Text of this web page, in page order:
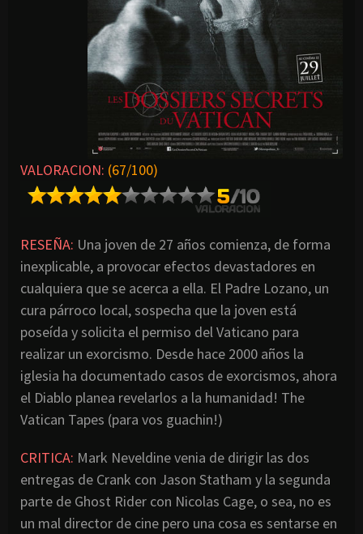
VALORACION: (67/100)
RESEÑA: Una joven de 27 años comienza, de forma
inexplicable, a provocar efectos devastadores en
cualquiera que se acerca a ella. El Padre Lozano, un
cura párroco local, sospecha que la joven está
poseída y solicita el permiso del Vaticano para
realizar un exorcismo. Desde hace 2000 años la
iglesia ha documentado casos de exorcismos, ahora
el Diablo planea revelarlos a la humanidad! The
Vatican Tapes (para vos guachin!)
CRITICA: Mark Neveldine venia de dirigir las dos
entregas de Crank con Jason Statham y la segunda
parte de Ghost Rider con Nicolas Cage, o sea, no es
un mal director de cine pero una cosa es sentarse en